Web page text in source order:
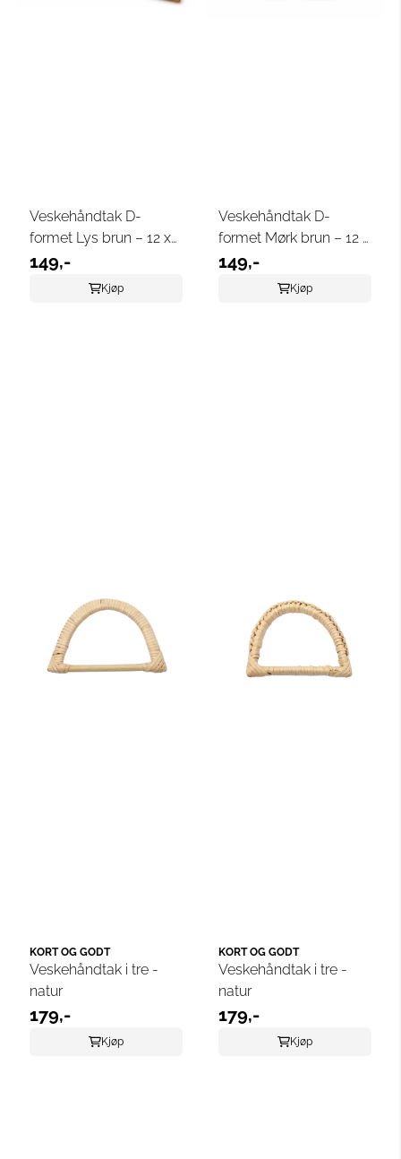
Veskehåndtak D-
formet Lys brun – 12 x
8,5 cm
149,-
Kjøp
Veskehåndtak D-
formet Mørk brun – 12 x
8,5 cm
149,-
Kjøp
KORT OG GODT
Veskehåndtak i tre -
natur
179,-
Kjøp
KORT OG GODT
Veskehåndtak i tre -
natur
179,-
Kjøp